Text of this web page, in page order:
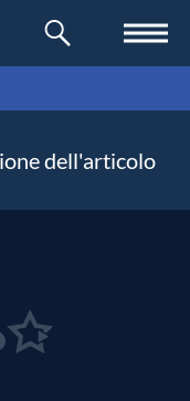
dell'articolo